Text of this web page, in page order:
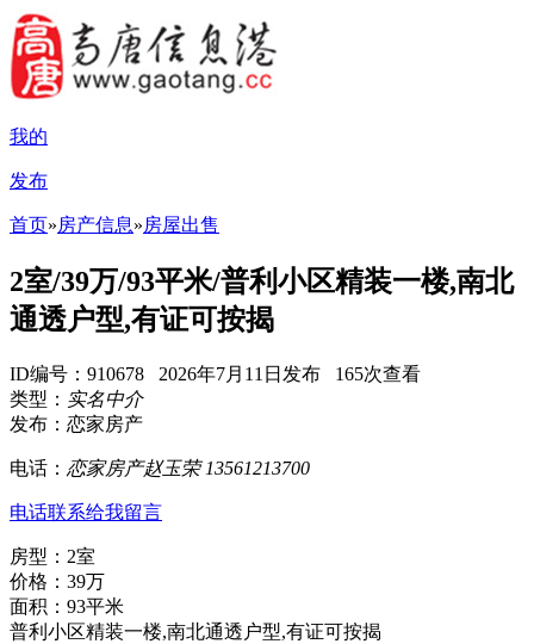
我的
发布
首页»房产信息»房屋出售
2室/39万/93平米/普利小区精装一楼,南北
通透户型,有证可按揭
ID编号：910678 2026年7月11日发布 165次查看
类型： 实名中介
发布：恋家房产
电话： 恋家房产赵玉荣 13561213700
电话联系给我留言
房型：2室
价格：39万
面积：93平米
普利小区精装一楼,南北通透户型,有证可按揭